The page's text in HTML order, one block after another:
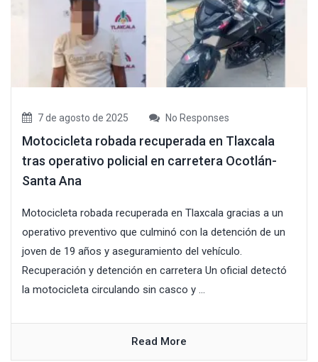
7 de agosto de 2025 No Responses
Motocicleta robada recuperada en Tlaxcala
tras operativo policial en carretera Ocotlán-
Santa Ana
Motocicleta robada recuperada en Tlaxcala gracias a un
operativo preventivo que culminó con la detención de un
joven de 19 años y aseguramiento del vehículo.
Recuperación y detención en carretera Un oficial detectó
la motocicleta circulando sin casco y ...
Read More